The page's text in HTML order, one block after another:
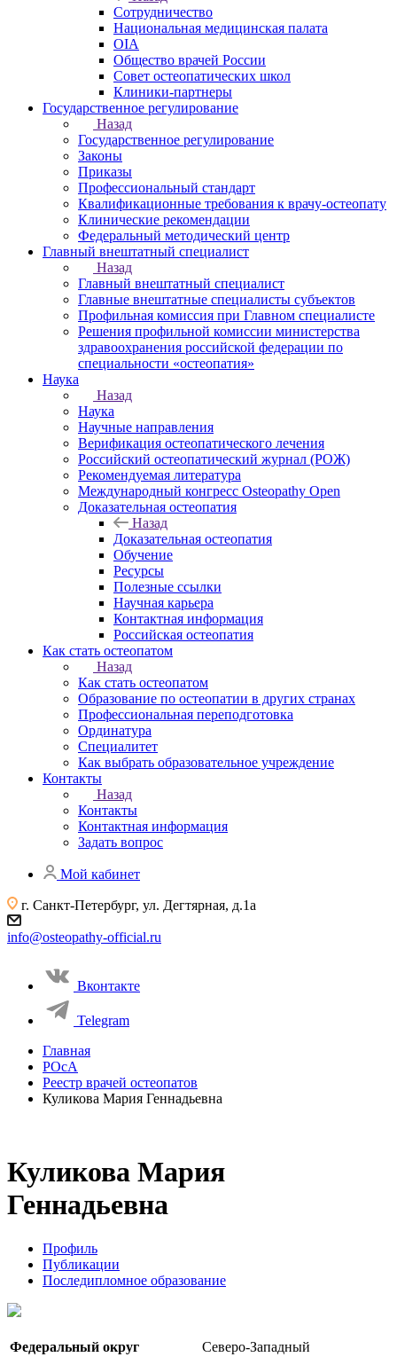
Сотрудничество
Национальная медицинская палата
OIA
Общество врачей России
Совет остеопатических школ
Клиники-партнеры
Государственное регулирование
Назад
Государственное регулирование
Законы
Приказы
Профессиональный стандарт
Квалификационные требования к врачу-остеопату
Клинические рекомендации
Федеральный методический центр
Главный внештатный специалист
Назад
Главный внештатный специалист
Главные внештатные специалисты субъектов
Профильная комиссия при Главном специалисте
Решения профильной комиссии министерства
здравоохранения российской федерации по
специальности «остеопатия»
Наука
Назад
Наука
Научные направления
Верификация остеопатического лечения
Российский остеопатический журнал (РОЖ)
Рекомендуемая литература
Международный конгресс Osteopathy Open
Доказательная остеопатия
Назад
Доказательная остеопатия
Обучение
Ресурсы
Полезные ссылки
Научная карьера
Контактная информация
Российская остеопатия
Как стать остеопатом
Назад
Как стать остеопатом
Образование по остеопатии в других странах
Профессиональная переподготовка
Ординатура
Специалитет
Как выбрать образовательное учреждение
Контакты
Назад
Контакты
Контактная информация
Задать вопрос
Мой кабинет
г. Санкт-Петербург, ул. Дегтярная, д.1а
info@osteopathy-official.ru
Вконтакте
Telegram
Главная
РОсА
Реестр врачей остеопатов
Куликова Мария Геннадьевна
Куликова Мария
Геннадьевна
Профиль
Публикации
Последипломное образование
Федеральный округ
Северо-Западный